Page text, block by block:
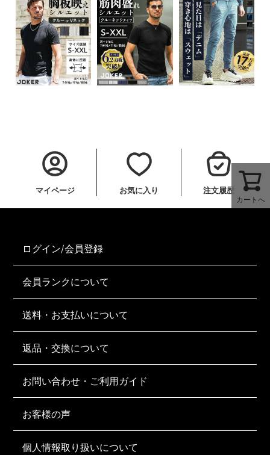
カートへ
マイページ お気に入り 注文履歴
ログイン/会員登録
会員ランクについて
送料・お支払いについて
返品・交換について
お問い合わせ・ご利用ガイド
お客様の声
個人情報取り扱いについて